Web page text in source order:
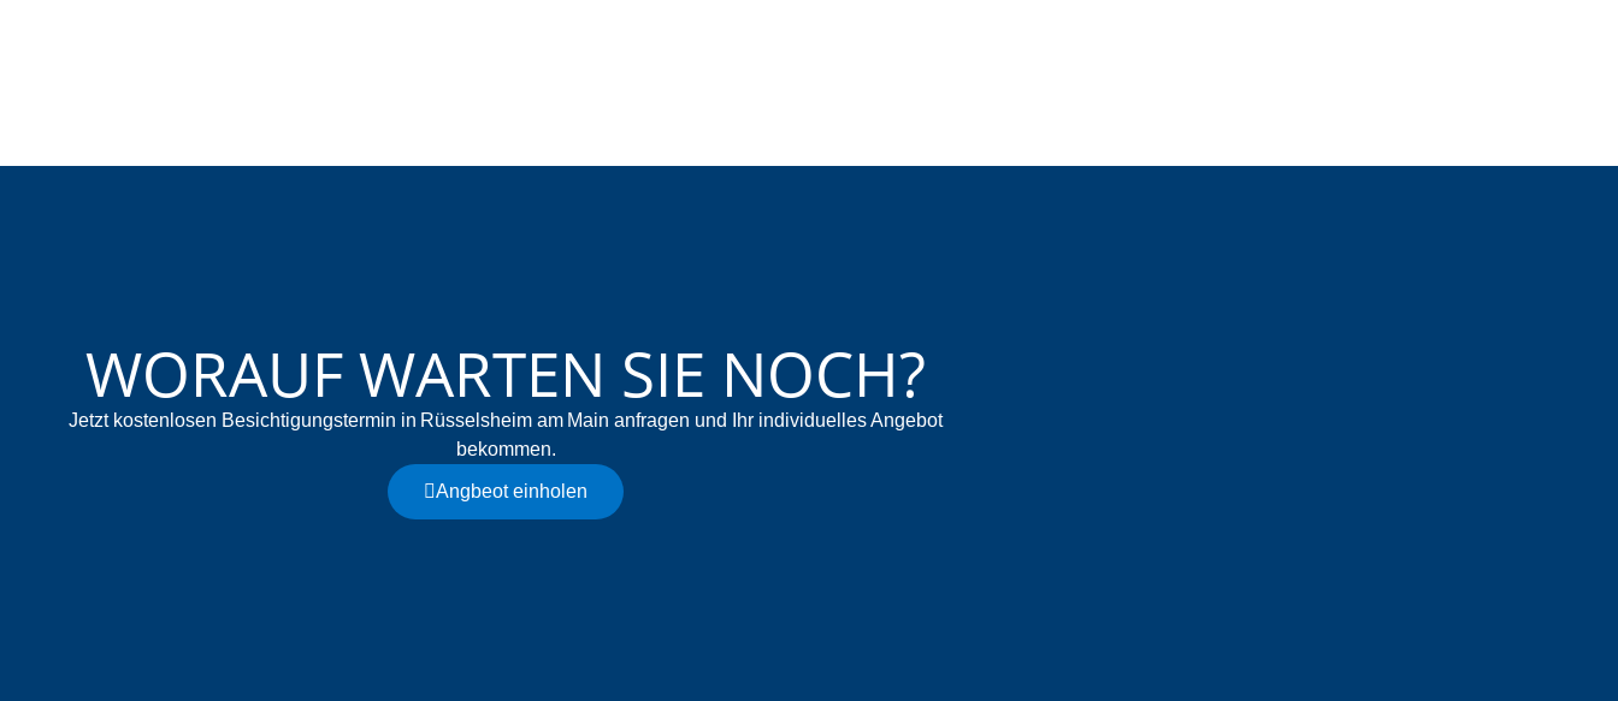
WORAUF WARTEN SIE NOCH?
Jetzt kostenlosen Besichtigungstermin in Rüsselsheim am Main anfragen und Ihr individuelles Angebot
bekommen.
Angbeot einholen